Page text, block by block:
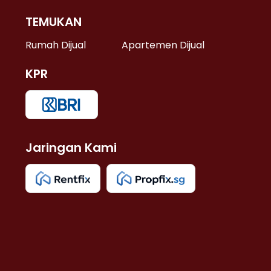
TEMUKAN
Rumah Dijual Apartemen Dijual
KPR
Jaringan Kami